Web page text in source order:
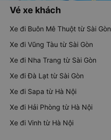
Vé xe khách
Xe đi Buôn Mê Thuột từ Sài Gòn
Xe đi Vũng Tàu từ Sài Gòn
Xe đi Nha Trang từ Sài Gòn
Xe đi Đà Lạt từ Sài Gòn
Xe đi Sapa từ Hà Nội
Xe đi Hải Phòng từ Hà Nội
Xe đi Vinh từ Hà Nội